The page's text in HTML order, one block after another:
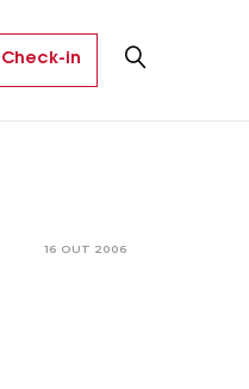
Check-in
16 OUT 2006